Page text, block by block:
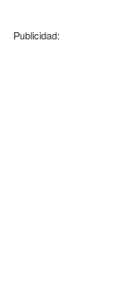
Publicidad: